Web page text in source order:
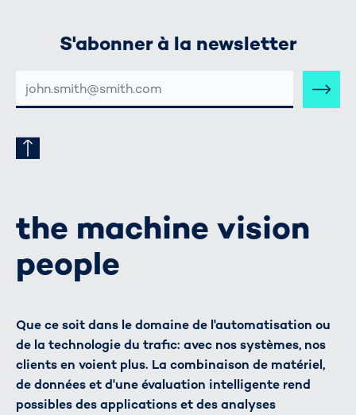
S'abonner à la newsletter
MAIL
the machine vision
people
Que ce soit dans le domaine de l'automatisation ou
de la technologie du trafic: avec nos systèmes, nos
clients en voient plus. La combinaison de matériel,
de données et d'une évaluation intelligente rend
possibles des applications et des analyses